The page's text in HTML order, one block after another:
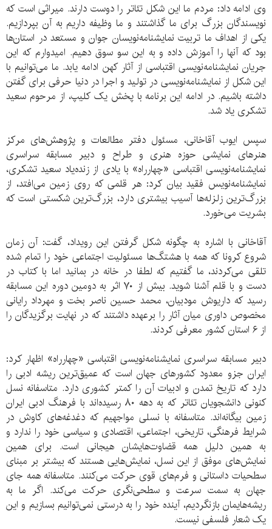
وی ادامه داد: مردم ما این شکل تئاتر را دوست دارند. میراثی است که
نویسندگان بزرگ برای ما گذاشتند و ما وظیفه داریم به آن بپردازیم.
یکی از اهداف ما تربیت نمایشنامه‌نویسان جوان و مستعد در استان‌ها
بود که آنها را آموزش داده و به این سو سوق دهیم. امیدوارم که این
جریان نمایشنامه‌نویسی اقتباسی از آثار کهن ادامه یابد. ما می‌توانیم با
این شکل از نمایشنامه‌نویسی در تولید و اجرا در دنیا حرفی برای گفتن
داشته باشیم. در ادامه این برنامه با پخش یک کلیپ، از مرحوم سعید
تشکری یاد شد.
سپس ایوب آقاخانی، مسئول دفتر مطالعات و پژوهش‌های مرکز
هنرهای نمایشی حوزه هنری و طراح و دبیر مسابقه سراسری
نمایشنامه‌نویسی اقتباسی «چهارراه» با یادی از زنده‌یاد سعید تشکری،
نمایشنامه‌نویس فقید بیان کرد: هر قلمی که روی زمین می‌افتد، از
بزرگ‌ترین زلزله‌ها آسیب بیشتری دارد، بزرگ‌ترین شکستی است که
بشریت می‌خورد.
آقاخانی با اشاره به چگونه شکل گرفتن این رویداد، گفت: آن زمان
شروع کرونا که همه با هشتگ‌ها مسئولیت اجتماعی خود را تمام شده
تلقی می‌کردند، ما گفتیم که لطفا در خانه در بمانید اما با کتاب در
دست و با قلم آشنا شوید. بیش از ۷۰ اثر به دومین دوره این مسابقه
رسید که داریوش مودبیان، محمد حسین ناصر بخت و مهرداد رایانی
مخصوص داوری میان آثار را برعهده داشتند که در نهایت برگزیدگان را
از ۶ استان کشور معرفی کردند.
دبیر مسابقه سراسری نمایشنامه‌نویسی اقتباسی «چهارراه» اظهار کرد:
ایران جزو معدود کشورهای جهان است که عمیق‌ترین ریشه ادبی را
دارد که تاریخ تمدن و ادبیات آن را کمتر کشوری دارد. متاسفانه نسل
کنونی دانشجویان تئاتر که به دهه ۸۰ رسیده‌اند با فرهنگ ادبی ایران
زمین بیگانه‌اند. متاسفانه با نسلی مواجهیم که دغدغه‌های کاوش در
شرایط فرهنگی، تاریخی، اجتماعی، اقتصادی و سیاسی خود را ندارد و
به همین دلیل همه قضاوت‌هایشان هیجانی است. برای همین
نمایش‌های موفق از این نسل، نمایش‌هایی هستند که بیشتر بر مبنای
سطحیات داستانی و فرم‌های قوی حرکت می‌کنند. متاسفانه همه جای
جهان به سمت سرعت و سطحی‌نگری حرکت می‌کند. اگر ما به
ریشه‌هایمان بازنگردیم، آینده خود را به درستی نمی‌توانیم بسازیم و این
یک شعار فلسفی نیست.